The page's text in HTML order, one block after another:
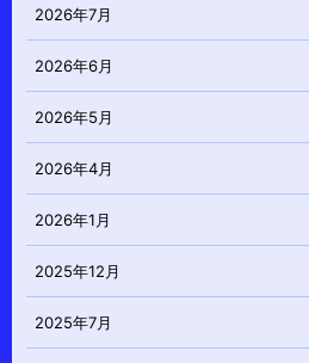
2026年7月
2026年6月
2026年5月
2026年4月
2026年1月
2025年12月
2025年7月